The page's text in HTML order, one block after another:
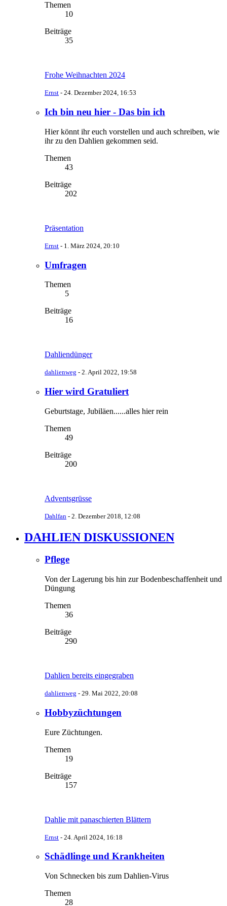
Themen
10
Beiträge
35
Frohe Weihnachten 2024
Ernst - 24. Dezember 2024, 16:53
Ich bin neu hier - Das bin ich
Hier könnt ihr euch vorstellen und auch schreiben, wie
ihr zu den Dahlien gekommen seid.
Themen
43
Beiträge
202
Präsentation
Ernst - 1. März 2024, 20:10
Umfragen
Themen
5
Beiträge
16
Dahliendünger
dahlienweg - 2. April 2022, 19:58
Hier wird Gratuliert
Geburtstage, Jubiläen......alles hier rein
Themen
49
Beiträge
200
Adventsgrüsse
Dahlfan - 2. Dezember 2018, 12:08
DAHLIEN DISKUSSIONEN
Pflege
Von der Lagerung bis hin zur Bodenbeschaffenheit und
Düngung
Themen
36
Beiträge
290
Dahlien bereits eingegraben
dahlienweg - 29. Mai 2022, 20:08
Hobbyzüchtungen
Eure Züchtungen.
Themen
19
Beiträge
157
Dahlie mit panaschierten Blättern
Ernst - 24. April 2024, 16:18
Schädlinge und Krankheiten
Von Schnecken bis zum Dahlien-Virus
Themen
28